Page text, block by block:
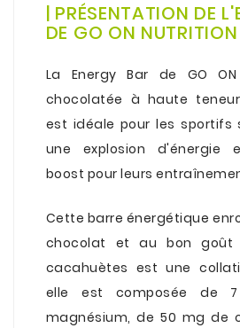
| PRÉSENTATION DE
DE GO ON NUTRITION
La Energy Bar de GO
chocolatée à haute
est idéale pour les sportifs
une explosion
boost pour leurs
Cette barre énergétique
chocolat et au bon
cacahuètes est une
elle est composée de
magnésium, de 50 mg de